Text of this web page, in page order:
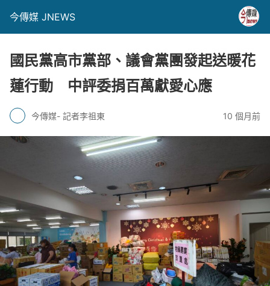
今傳媒 JNEWS
國民黨高市黨部、議會黨團發起送暖花
蓮行動 中評委捐百萬獻愛心應
今傳媒- 記者李祖東 10 個月前